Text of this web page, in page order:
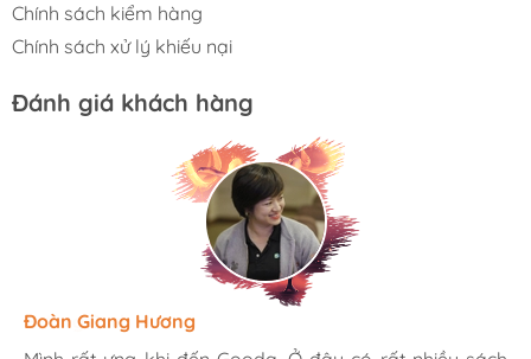
Chính sách kiểm hàng
Chính sách xử lý khiếu nại
Đánh giá khách hàng
Hương Suri
Đoàn Giang Hương
Ngọc Anh